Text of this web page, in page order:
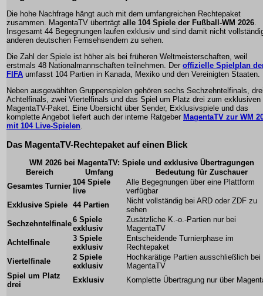
Die hohe Nachfrage hängt auch mit dem umfangreichen Rechtepaket
zusammen. MagentaTV überträgt alle 104 Spiele der Fußball-WM 2026.
Insgesamt 44 Begegnungen laufen exklusiv und sind damit nicht
anderen deutschen Fernsehsendern zu sehen.
Die Zahl der Spiele ist höher als bei früheren Weltmeisterschaften, weil
erstmals 48 Nationalmannschaften teilnehmen. Der offizielle Spielplan
FIFA umfasst 104 Partien in Kanada, Mexiko und den Vereinigten Staaten.
Neben ausgewählten Gruppenspielen gehören sechs Sechzehntelfinals,
Achtelfinals, zwei Viertelfinals und das Spiel um Platz drei zum exklusiven
MagentaTV-Paket. Eine Übersicht über Sender, Exklusivspiele und das
komplette Angebot liefert auch der interne Ratgeber MagentaTV zur WM
mit 104 Live-Spielen.
Das MagentaTV-Rechtepaket auf einen Blick
WM 2026 bei MagentaTV: Spiele und exklusive Übertragungen
Bereich
Umfang
Bedeutung für Zuschauer
Gesamtes Turnier 104 Spiele
live
Alle Begegnungen über eine Plattform
verfügbar
Exklusive Spiele 44 Partien
Nicht vollständig bei ARD oder ZDF zu
sehen
Sechzehntelfinale6 Spiele
exklusiv
Zusätzliche K.-o.-Partien nur bei
MagentaTV
Achtelfinale
3 Spiele
exklusiv
Entscheidende Turnierphase im
Rechtepaket
Viertelfinale
2 Spiele
exklusiv
Hochkarätige Partien ausschließlich bei
MagentaTV
Spiel um Platz
drei
Exklusiv Komplette Übertragung nur über